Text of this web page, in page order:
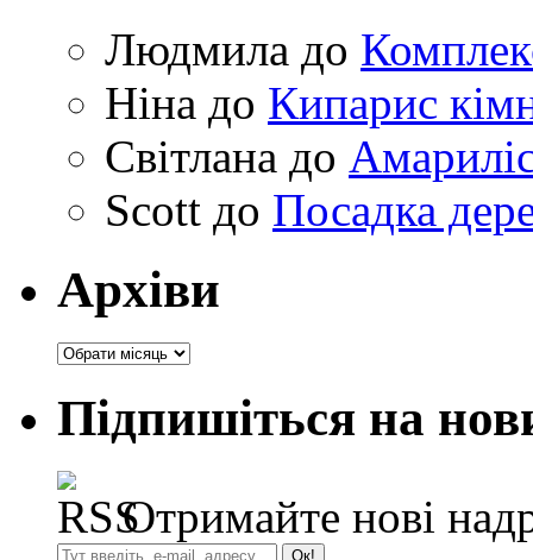
Людмила до
Ніна до Кипарис
Світлана до
Scott до Посадка
Архіви
Архіви
Підпишіться на
Отримайте нові